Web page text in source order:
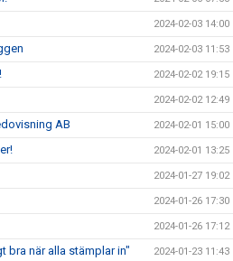
2024-02-03 14:00
2024-02-03 11:53
2024-02-02 19:15
2024-02-02 12:49
AB 2024-02-01 15:00
2024-02-01 13:25
2024-01-27 19:02
2024-01-26 17:30
2024-01-26 17:12
bra när alla stämplar in" 2024-01-23 11:43